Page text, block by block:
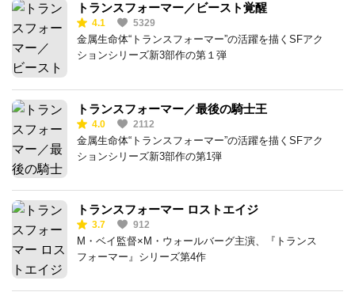
トランスフォーマー／ビースト覚醒
4.1 5329
金属生命体“トランスフォーマー”の活躍を描くSFアク
ションシリーズ新3部作の第１弾
トランスフォーマー／最後の騎士王
4.0 2112
金属生命体“トランスフォーマー”の活躍を描くSFアク
ションシリーズ新3部作の第1弾
トランスフォーマー ロストエイジ
3.7 912
M・ベイ監督×M・ウォールバーグ主演、『トランス
フォーマー』シリーズ第4作